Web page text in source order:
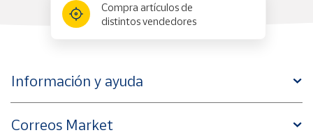
Compra artículos de
distintos vendedores
Información y ayuda
Correos Market